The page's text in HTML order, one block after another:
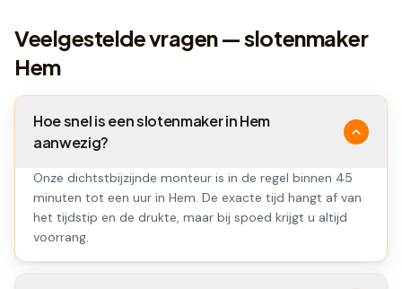
Veelgestelde vragen — slotenmaker
Hem
Hoe snel is een slotenmaker in Hem
aanwezig?
Onze dichtstbijzijnde monteur is in de regel binnen 45
minuten tot een uur in Hem. De exacte tijd hangt af van
het tijdstip en de drukte, maar bij spoed krijgt u altijd
voorrang.